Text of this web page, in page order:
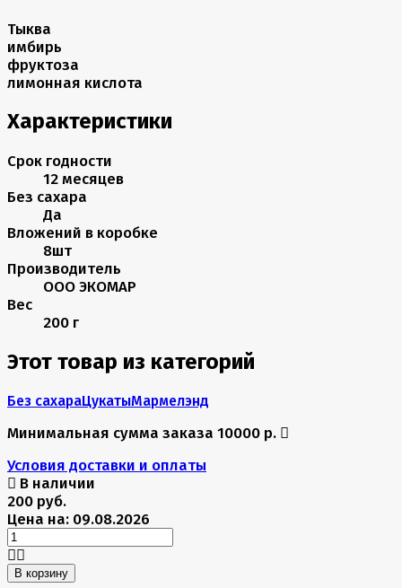
Тыква
имбирь
фруктоза
лимонная кислота
Характеристики
Срок годности
12 месяцев
Без сахара
Да
Вложений в коробке
8шт
Производитель
ООО ЭКОМАР
Вес
200 г
Этот товар из категорий
Без сахараЦукатыМармелэнд
Минимальная сумма заказа 10000 р.
Условия доставки и оплаты
В наличии
200 руб.
Цена на: 09.08.2026
В корзину